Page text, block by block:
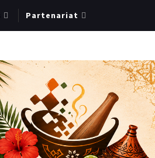
Partenariat